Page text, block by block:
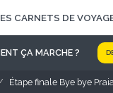
CARNETS DE
ÇA MARCHE ?
Étape finale Bye bye